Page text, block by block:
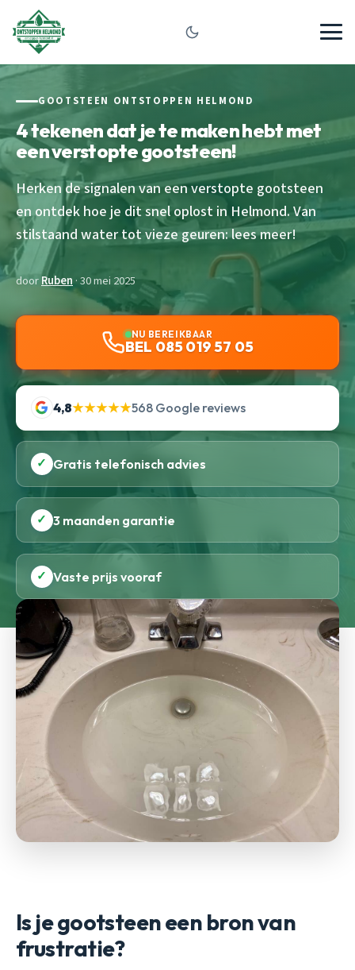
GOOTSTEEN ONTSTOPPEN HELMOND
4 tekenen dat je te maken hebt met
een verstopte gootsteen!
Herken de signalen van een verstopte gootsteen
en ontdek hoe je dit snel oplost in Helmond. Van
stilstaand water tot vieze geuren: lees meer!
doorRuben· 30 mei 2025
NU BEREIKBAAR
BEL 085 019 57 05
4,8★★★★★568 Google reviews
✓ Gratis telefonisch advies
✓ 3 maanden garantie
✓ Vaste prijs vooraf
Is je gootsteen een bron van
frustratie?